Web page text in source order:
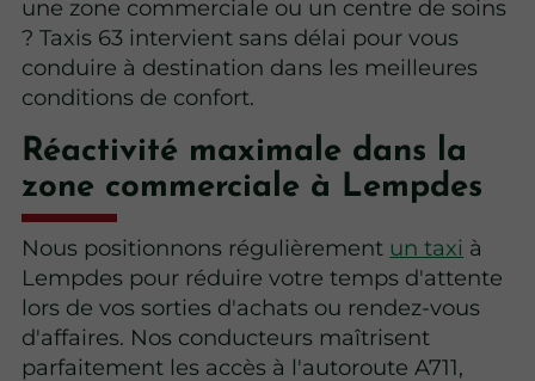
une zone commerciale ou un centre de soins
? Taxis 63 intervient sans délai pour vous
conduire à destination dans les meilleures
conditions de confort.
Réactivité maximale dans la
zone commerciale à Lempdes
Nous positionnons régulièrement un taxi à
Lempdes pour réduire votre temps d'attente
lors de vos sorties d'achats ou rendez-vous
d'affaires. Nos conducteurs maîtrisent
parfaitement les accès à l'autoroute A711,